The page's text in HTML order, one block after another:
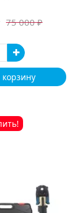
75 000 ₽
корзину